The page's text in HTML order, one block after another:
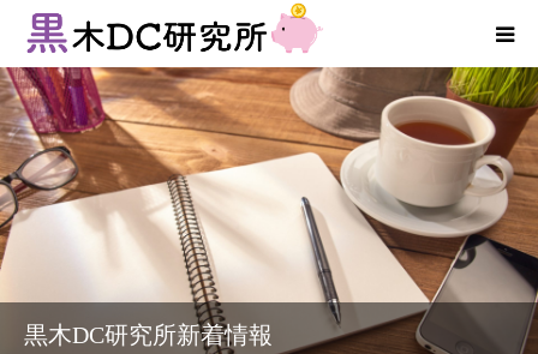
黒木DC研究所新着情報
法人向けサービス
個人向けサービス
新着情報